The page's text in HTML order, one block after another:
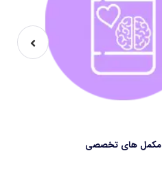
مکمل های تخصصی